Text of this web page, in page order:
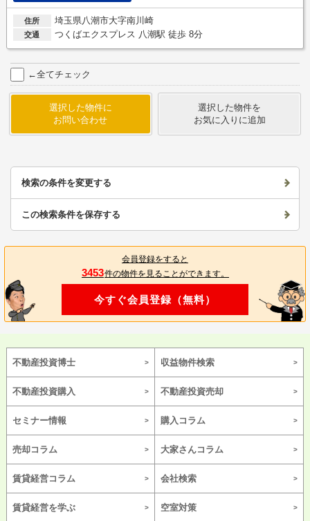
住所 埼玉県八潮市大字南川崎
交通 つくばエクスプレス 八潮駅 徒歩 8分
←全てチェック
選択した物件に
お問い合わせ
選択した物件を
お気に入りに追加
検索の条件を変更する
この検索条件を保存する
会員登録をすると
3453件の物件を見ることができます。
今すぐ会員登録（無料）
不動産投資博士 収益物件検索
不動産投資購入 不動産投資売却
セミナー情報 購入コラム
売却コラム 大家さんコラム
賃貸経営コラム 会社検索
賃貸経営を学ぶ 空室対策